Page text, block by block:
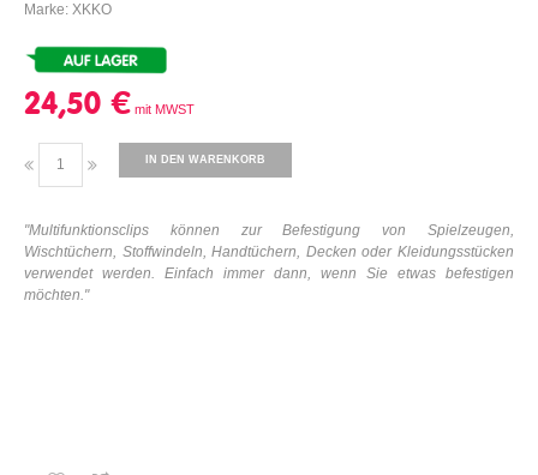
Marke: XKKO
24,50 €
IN DEN WARENKORB
"Multifunktionsclips können zur Befestigung von Spielzeugen,
Wischtüchern, Stoffwindeln, Handtüchern, Decken oder Kleidungsstücken
verwendet werden. Einfach immer dann, wenn Sie etwas befestigen
möchten."